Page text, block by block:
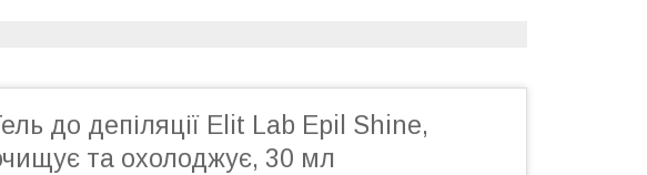
до депіляції Elit Lab Epil Shine,
та охолоджує, 30 мл